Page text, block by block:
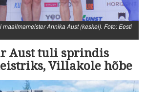
maailmameister Annika Aust (keskel). Foto: Eesti
Aust tuli sprindis
Villakole hõbe